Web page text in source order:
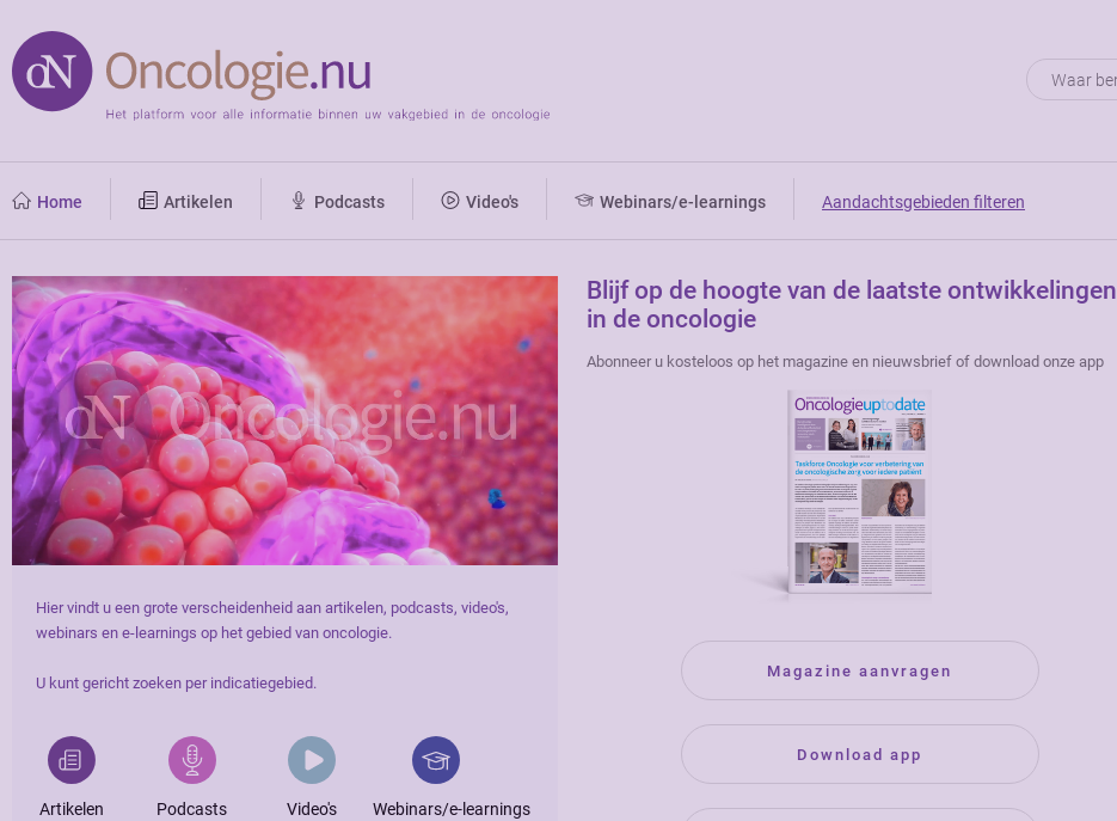
Home Artikelen Podcasts Video's Webinars/e-learnings Aandachtsgebieden filteren
Hier vindt u een grote verscheidenheid aan artikelen, podcasts, video's,
webinars en e-learnings op het gebied van oncologie.
U kunt gericht zoeken per indicatiegebied.
Artikelen Podcasts Video's Webinars/e-learnings
Blijf op de hoogte van de laatste ontwikkelingen
in de oncologie
Abonneer u kosteloos op het magazine en nieuwsbrief of download onze app
Magazine aanvragen
Download app